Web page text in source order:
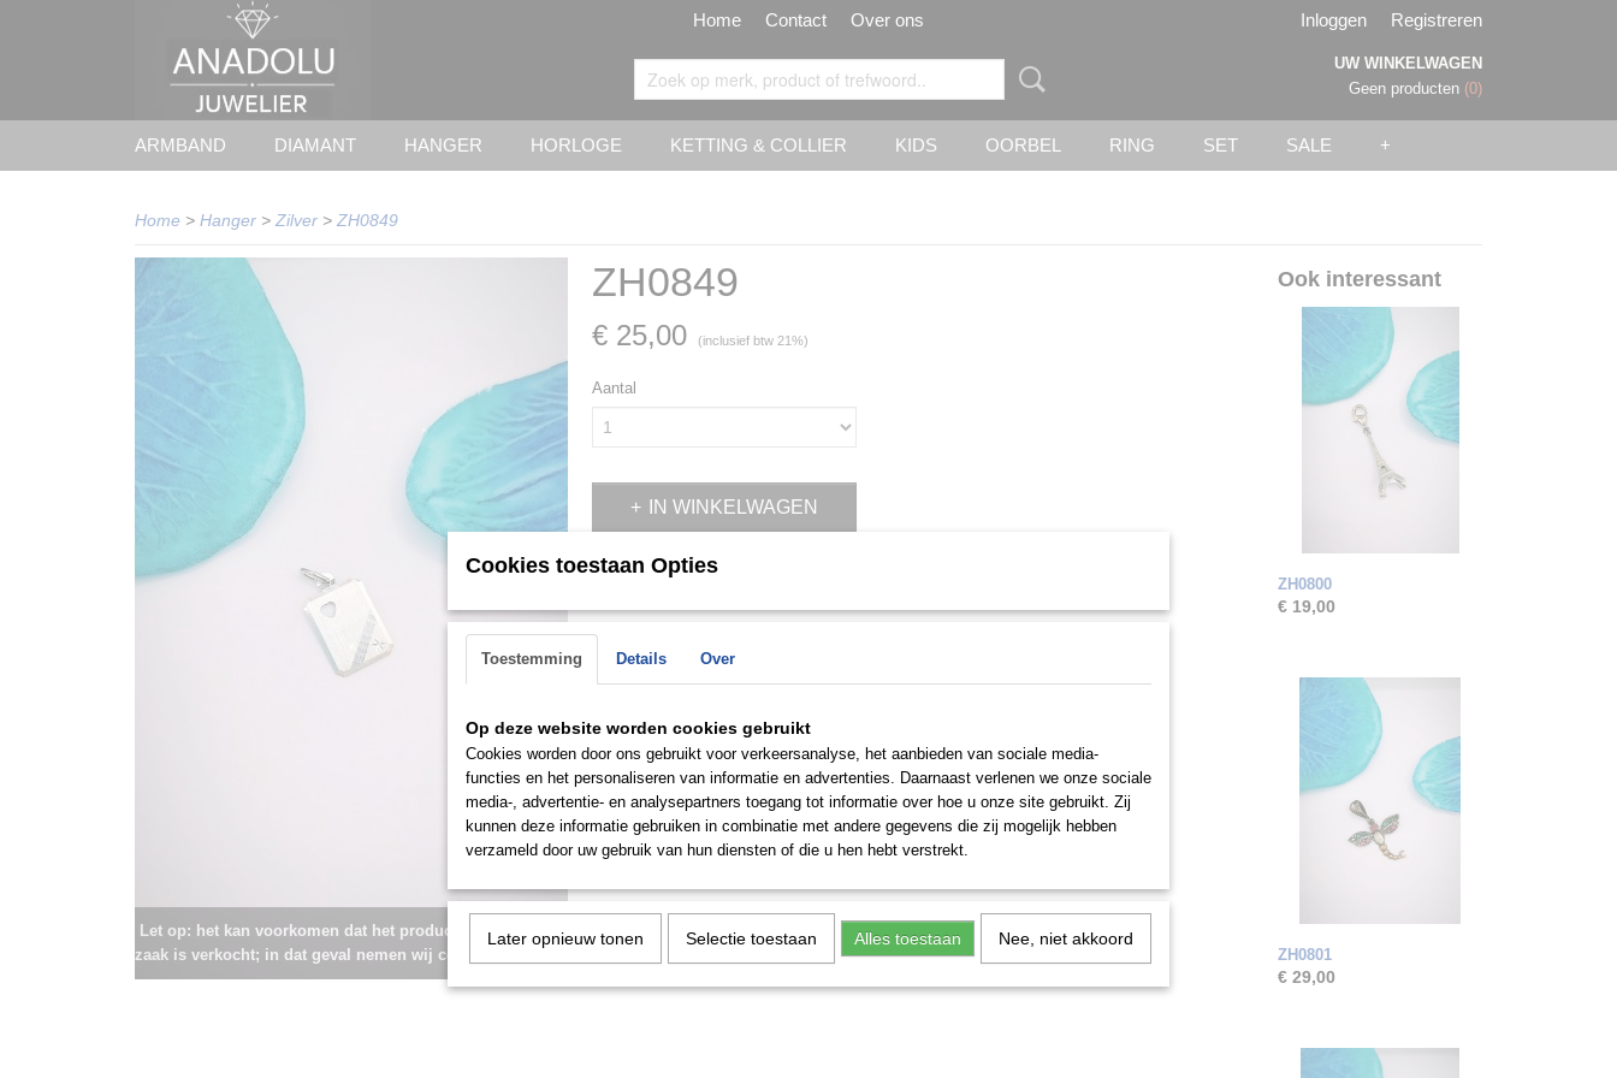
Home Contact Over ons Inloggen Registreren
UW WINKELWAGEN
Geen producten (0)
ARMBAND DIAMANT HANGER HORLOGE KETTING & COLLIER KIDS OORBEL RING SET SALE +
Home > Hanger > Zilver > ZH0849
Let op: het kan voorkomen dat het product onlangs in de
zaak is verkocht; in dat geval nemen wij contact met u op.
ZH0849
€ 25,00 (inclusief btw 21%)
Aantal
IN WINKELWAGEN
Ook interessant
ZH0800
€ 19,00
ZH0801
€ 29,00
Cookies toestaan Opties
Toestemming Details Over
Op deze website worden cookies gebruikt
Cookies worden door ons gebruikt voor verkeersanalyse, het aanbieden van sociale media-
functies en het personaliseren van informatie en advertenties. Daarnaast verlenen we onze sociale
media-, advertentie- en analysepartners toegang tot informatie over hoe u onze site gebruikt. Zij
kunnen deze informatie gebruiken in combinatie met andere gegevens die zij mogelijk hebben
verzameld door uw gebruik van hun diensten of die u hen hebt verstrekt.
Later opnieuw tonen Selectie toestaan Alles toestaan Nee, niet akkoord